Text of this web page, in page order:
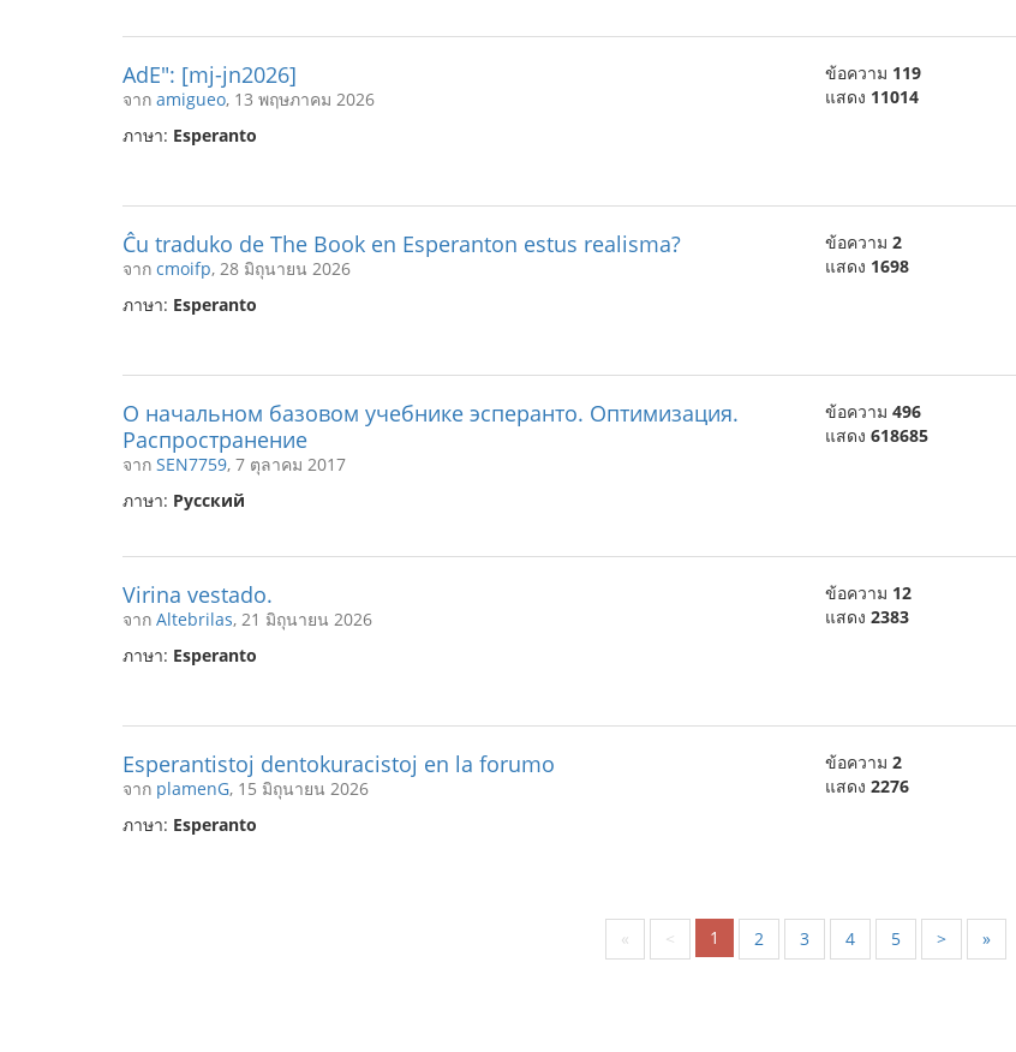
AdE": [mj-jn2026]
จาก amigueo, 13 พฤษภาคม 2026
ภาษา: Esperanto
ข้อความ 119
แสดง 11014
Ĉu traduko de The Book en Esperanton estus realisma?
จาก cmoifp, 28 มิถุนายน 2026
ภาษา: Esperanto
ข้อความ 2
แสดง 1698
О начальном базовом учебнике эсперанто. Оптимизация.
Распространение
จาก SEN7759, 7 ตุลาคม 2017
ภาษา: Русский
ข้อความ 496
แสดง 618685
Virina vestado.
จาก Altebrilas, 21 มิถุนายน 2026
ภาษา: Esperanto
ข้อความ 12
แสดง 2383
Esperantistoj dentokuracistoj en la forumo
จาก plamenG, 15 มิถุนายน 2026
ภาษา: Esperanto
ข้อความ 2
แสดง 2276
« < 1 2 3 4 5 > »